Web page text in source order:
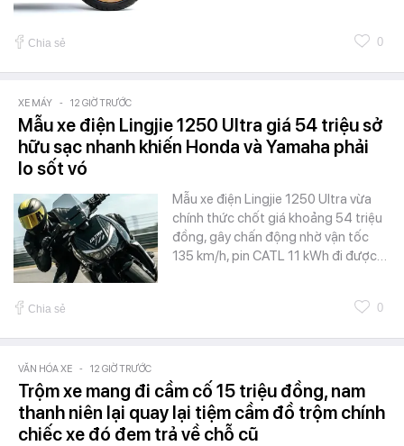
Chia sẻ 0
XE MÁY - 12 GIỜ TRƯỚC
Mẫu xe điện Lingjie 1250 Ultra giá 54 triệu sở
hữu sạc nhanh khiến Honda và Yamaha phải
lo sốt vó
Mẫu xe điện Lingjie 1250 Ultra vừa
chính thức chốt giá khoảng 54 triệu
đồng, gây chấn động nhờ vận tốc
135 km/h, pin CATL 11 kWh đi được…
Chia sẻ 0
VĂN HÓA XE - 12 GIỜ TRƯỚC
Trộm xe mang đi cầm cố 15 triệu đồng, nam
thanh niên lại quay lại tiệm cầm đồ trộm chính
chiếc xe đó đem trả về chỗ cũ